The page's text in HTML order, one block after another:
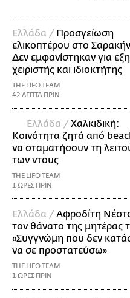
Ελλάδα / Προσγείωση
ελικοπτέρου στο
Δεν εμφανίστηκαν για
χειριστής και ιδιοκτήτης
THE LIFO TEAM
42 ΛΕΠΤΑ ΠΡΙΝ
Ελλάδα /Χαλκιδική:
Κοινότητα ζητά από
να σταματήσουν τη
των ντους
THE LIFO TEAM
1 ΩΡΕΣ ΠΡΙΝ
Ελλάδα /Αφροδίτη
τον θάνατο της μητέρας
«Συγγνώμη που δεν
να σε προστατεύσω»
THE LIFO TEAM
1 ΩΡΕΣ ΠΡΙΝ